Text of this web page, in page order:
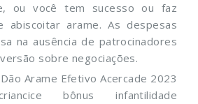
ou você tem sucesso ou faz
abiscoitar arame. As despesas
na ausência de patrocinadores
sobre negociações.
bônus infantilidade